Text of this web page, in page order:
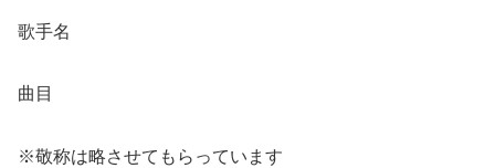
歌手名
曲目
※敬称は略させてもらっています